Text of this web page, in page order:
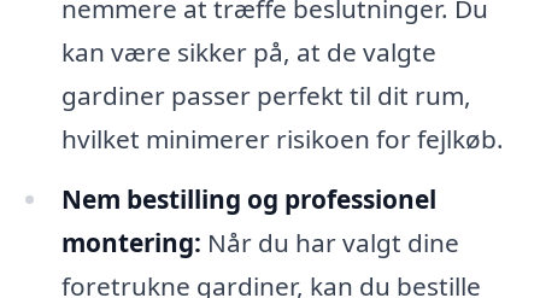
nemmere at træffe beslutninger. Du
kan være sikker på, at de valgte
gardiner passer perfekt til dit rum,
hvilket minimerer risikoen for fejlkøb.
Nem bestilling og professionel
montering: Når du har valgt dine
foretrukne gardiner, kan du bestille